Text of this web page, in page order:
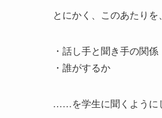
とにかく、このあたり
・話し手と聞き手の関係
・誰がするか
……を学生に聞くように